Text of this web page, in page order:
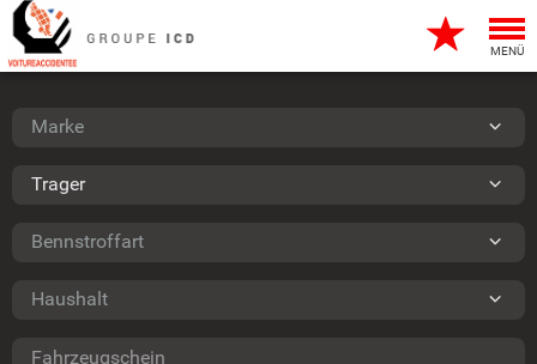
MENÜ
MarkeMarke
TypTrager
Bennstroffart
Bennstroffart
Haushalt
Haushalt
Fahrzeugschein